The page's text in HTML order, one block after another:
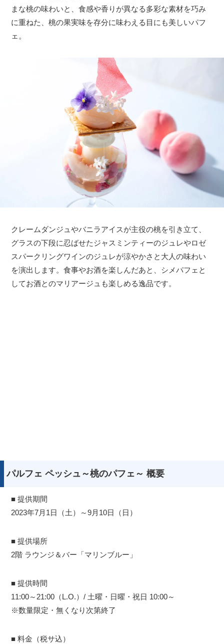
まな桃の味わいと、食感や香りが異なる多彩な素材を巧み
に重ねた、桃の果実味を存分に味わえる目にも美しいパフ
ェ。
クレームダンジュやバニラアイスが主役の桃を引き立て、
グラスの下段に忍ばせたジャスミンティーのジュレやロゼ
スパークリングワインのジュレが涼やかさと大人の味わい
を演出します。食事やお酒を楽しんだあと、シメパフェと
してお酒とのマリアージュも楽しめる逸品です。
パルフェ ペッシュ～桃のパフェ～ 概要
■ 提供期間
2023年7月1日（土）～9月10日（日）
■ 提供場所
2階 ラウンジ＆バー「マリンブルー」
■ 提供時間
11:00～21:00（L.O.）/ 土曜・日曜・祝日 10:00～
※数量限定・無くなり次第終了
■ 料金（税サ込）